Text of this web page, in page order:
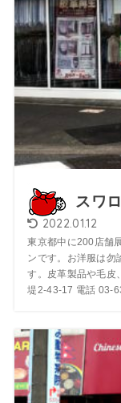
スワ
2022.01.12
東京都中に200店舗
ンです。お洋服は勿
す。皮革製品や毛皮
堤2-43-17 電話 03-